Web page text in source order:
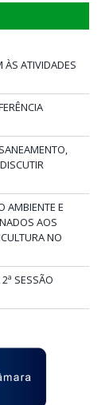
ÀS ATIVIDADES
AMBIENTE E
AOS
NO
SESSÃO